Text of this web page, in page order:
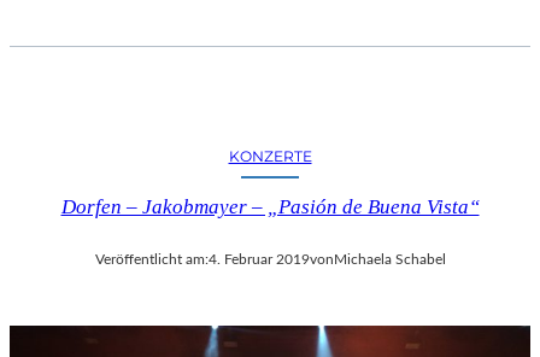
KONZERTE
Dorfen – Jakobmayer – „Pasión de Buena Vista“
Veröffentlicht am:4. Februar 2019von Michaela Schabel